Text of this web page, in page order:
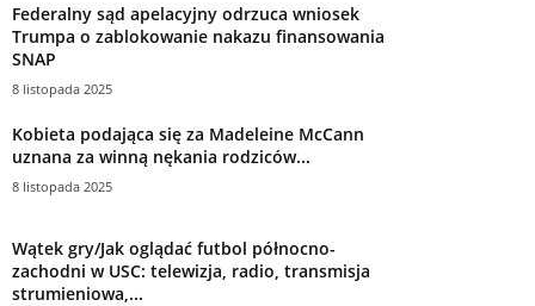
Federalny sąd apelacyjny odrzuca wniosek
Trumpa o zablokowanie nakazu finansowania
SNAP
8 listopada 2025
Kobieta podająca się za Madeleine McCann
uznana za winną nękania rodziców...
8 listopada 2025
Wątek gry/Jak oglądać futbol północno-
zachodni w USC: telewizja, radio, transmisja
strumieniowa,...